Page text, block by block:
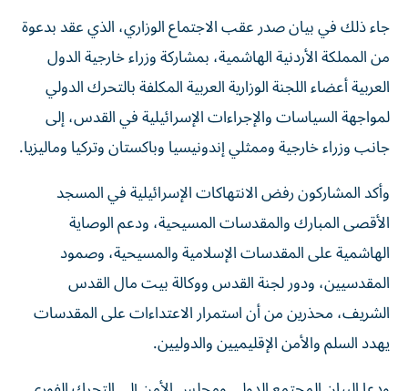
جاء ذلك في بيان صدر عقب الاجتماع الوزاري، الذي عقد بدعوة
من المملكة الأردنية الهاشمية، بمشاركة وزراء خارجية الدول
العربية أعضاء اللجنة الوزارية العربية المكلفة بالتحرك الدولي
لمواجهة السياسات والإجراءات الإسرائيلية في القدس، إلى
جانب وزراء خارجية وممثلي إندونيسيا وباكستان وتركيا وماليزيا.
وأكد المشاركون رفض الانتهاكات الإسرائيلية في المسجد
الأقصى المبارك والمقدسات المسيحية، ودعم الوصاية
الهاشمية على المقدسات الإسلامية والمسيحية، وصمود
المقدسيين، ودور لجنة القدس ووكالة بيت مال القدس
الشريف، محذرين من أن استمرار الاعتداءات على المقدسات
يهدد السلم والأمن الإقليميين والدوليين.